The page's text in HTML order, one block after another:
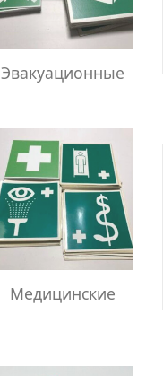
Эвакуационные
Медицинские